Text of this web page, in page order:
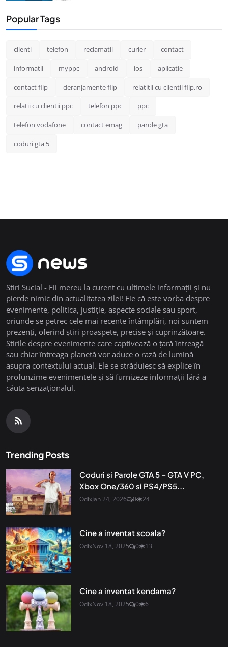
Popular Tags
clienti telefon reclamatii curier contact
informatii myppc android ios aplicatie
contact flip deranjamente flip relatitii cu clientii flip.ro
relatii cu clientii ppc telefon ppc ppc
telefon vodafone contact emag parole gta
coduri gta 5
Stiri Sucial - Fii mereu la curent cu ultimele informații și nu
pierde nimic din actualitatea zilei! Fie că este vorba despre
evenimente, politica, justiție, aspecte sociale sau sport,
oriunde se petrec cele mai recente întâmplări, noi suntem
prezenți, oferind știri proaspete, precise și cuprinzătoare.
Știrile despre evenimente care captivează o țară întreagă
sau chiar întreaga planetă vor aduce o rază de lumină
asupra contextului actual. Ele se străduiesc să explice în
profunzime evenimentele și să furnizeze informații fără a
căuta senzaționalul.
Trending Posts
Coduri si Parole GTA 5 – GTA V PC,
Xbox One/360 si PS4/PS5...
OdixJan 24, 2026 0 24
Cine a inventat scoala?
OdixNov 18, 2025 0 13
Cine a inventat kendama?
OdixNov 18, 2025 0 6